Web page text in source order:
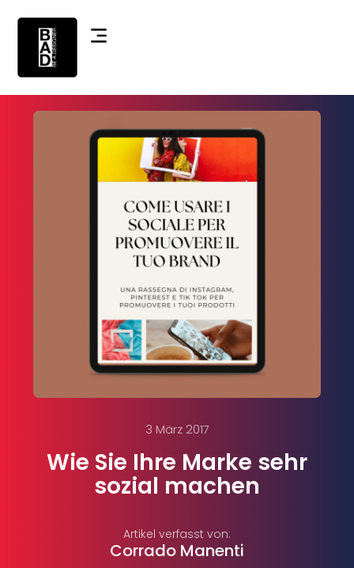
3 März 2017
Wie Sie Ihre Marke sehr
sozial machen
Artikel verfasst von:
Corrado Manenti